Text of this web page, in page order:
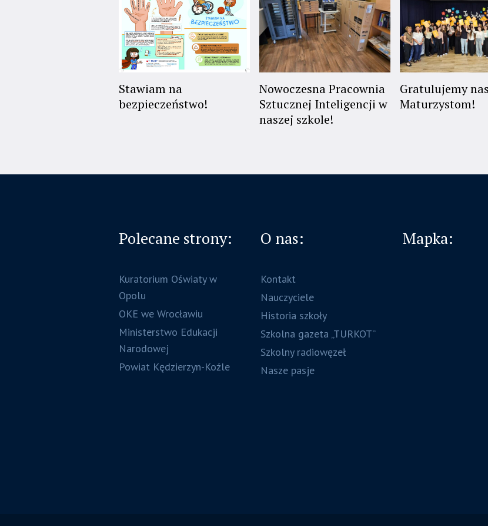
Stawiam na
bezpieczeństwo!
Nowoczesna Pracownia
Sztucznej Inteligencji w
naszej szkole!
Gratulujemy
Maturzystom!
Polecane strony:
Kuratorium Oświaty w
Opolu
OKE we Wrocławiu
Ministerstwo Edukacji
Narodowej
Powiat Kędzierzyn-Koźle
O nas:
Kontakt
Nauczyciele
Historia szkoły
Szkolna gazeta „TURKOT”
Szkolny radiowęzeł
Nasze pasje
Mapka: